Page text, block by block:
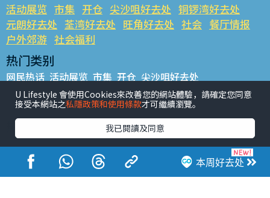
本周好去处
活动展览 市集 开仓 尖沙咀好去处 铜锣湾好去处
元朗好去处 荃湾好去处 旺角好去处 社会 餐厅情报
户外郊游 社会福利
热门类别
网民热话 活动展览 市集 开仓 尖沙咀好去处
铜锣湾好去处 元朗好去处 荃湾好去处 旺角好去处 社会
餐厅情报 户外郊游
热门标签
#UGO揾好去处 #人气活动推介 #美食社群热话
#亲子玩乐好去处
#ULifestyle应用程式
#限时抢
#UJetso礼物放送
#ULifestyle商户中心 #著数 #网络热话
U Lifestyle 會使用Cookies來改善您的網站體驗，請確定您同意
接受本網站之私隱政策和使用條款才可繼續瀏覽。
我已閱讀及同意